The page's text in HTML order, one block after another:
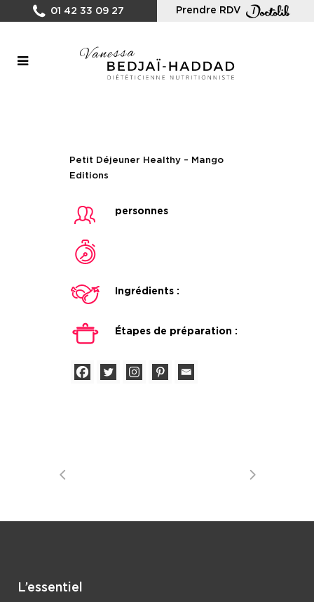
01 42 33 09 27 Prendre RDV
Petit Déjeuner Healthy – Mango
Editions
personnes
Ingrédients :
Étapes de préparation :
L’essentiel